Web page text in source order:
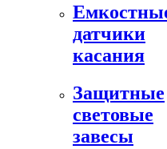
датчики
касания
Защитные
световые
завесы